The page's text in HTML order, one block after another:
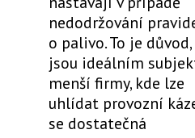
nedodržování
o palivo. To je
jsou ideálním
menší firmy, kde lze
uhlídat provozní
se dostatečná